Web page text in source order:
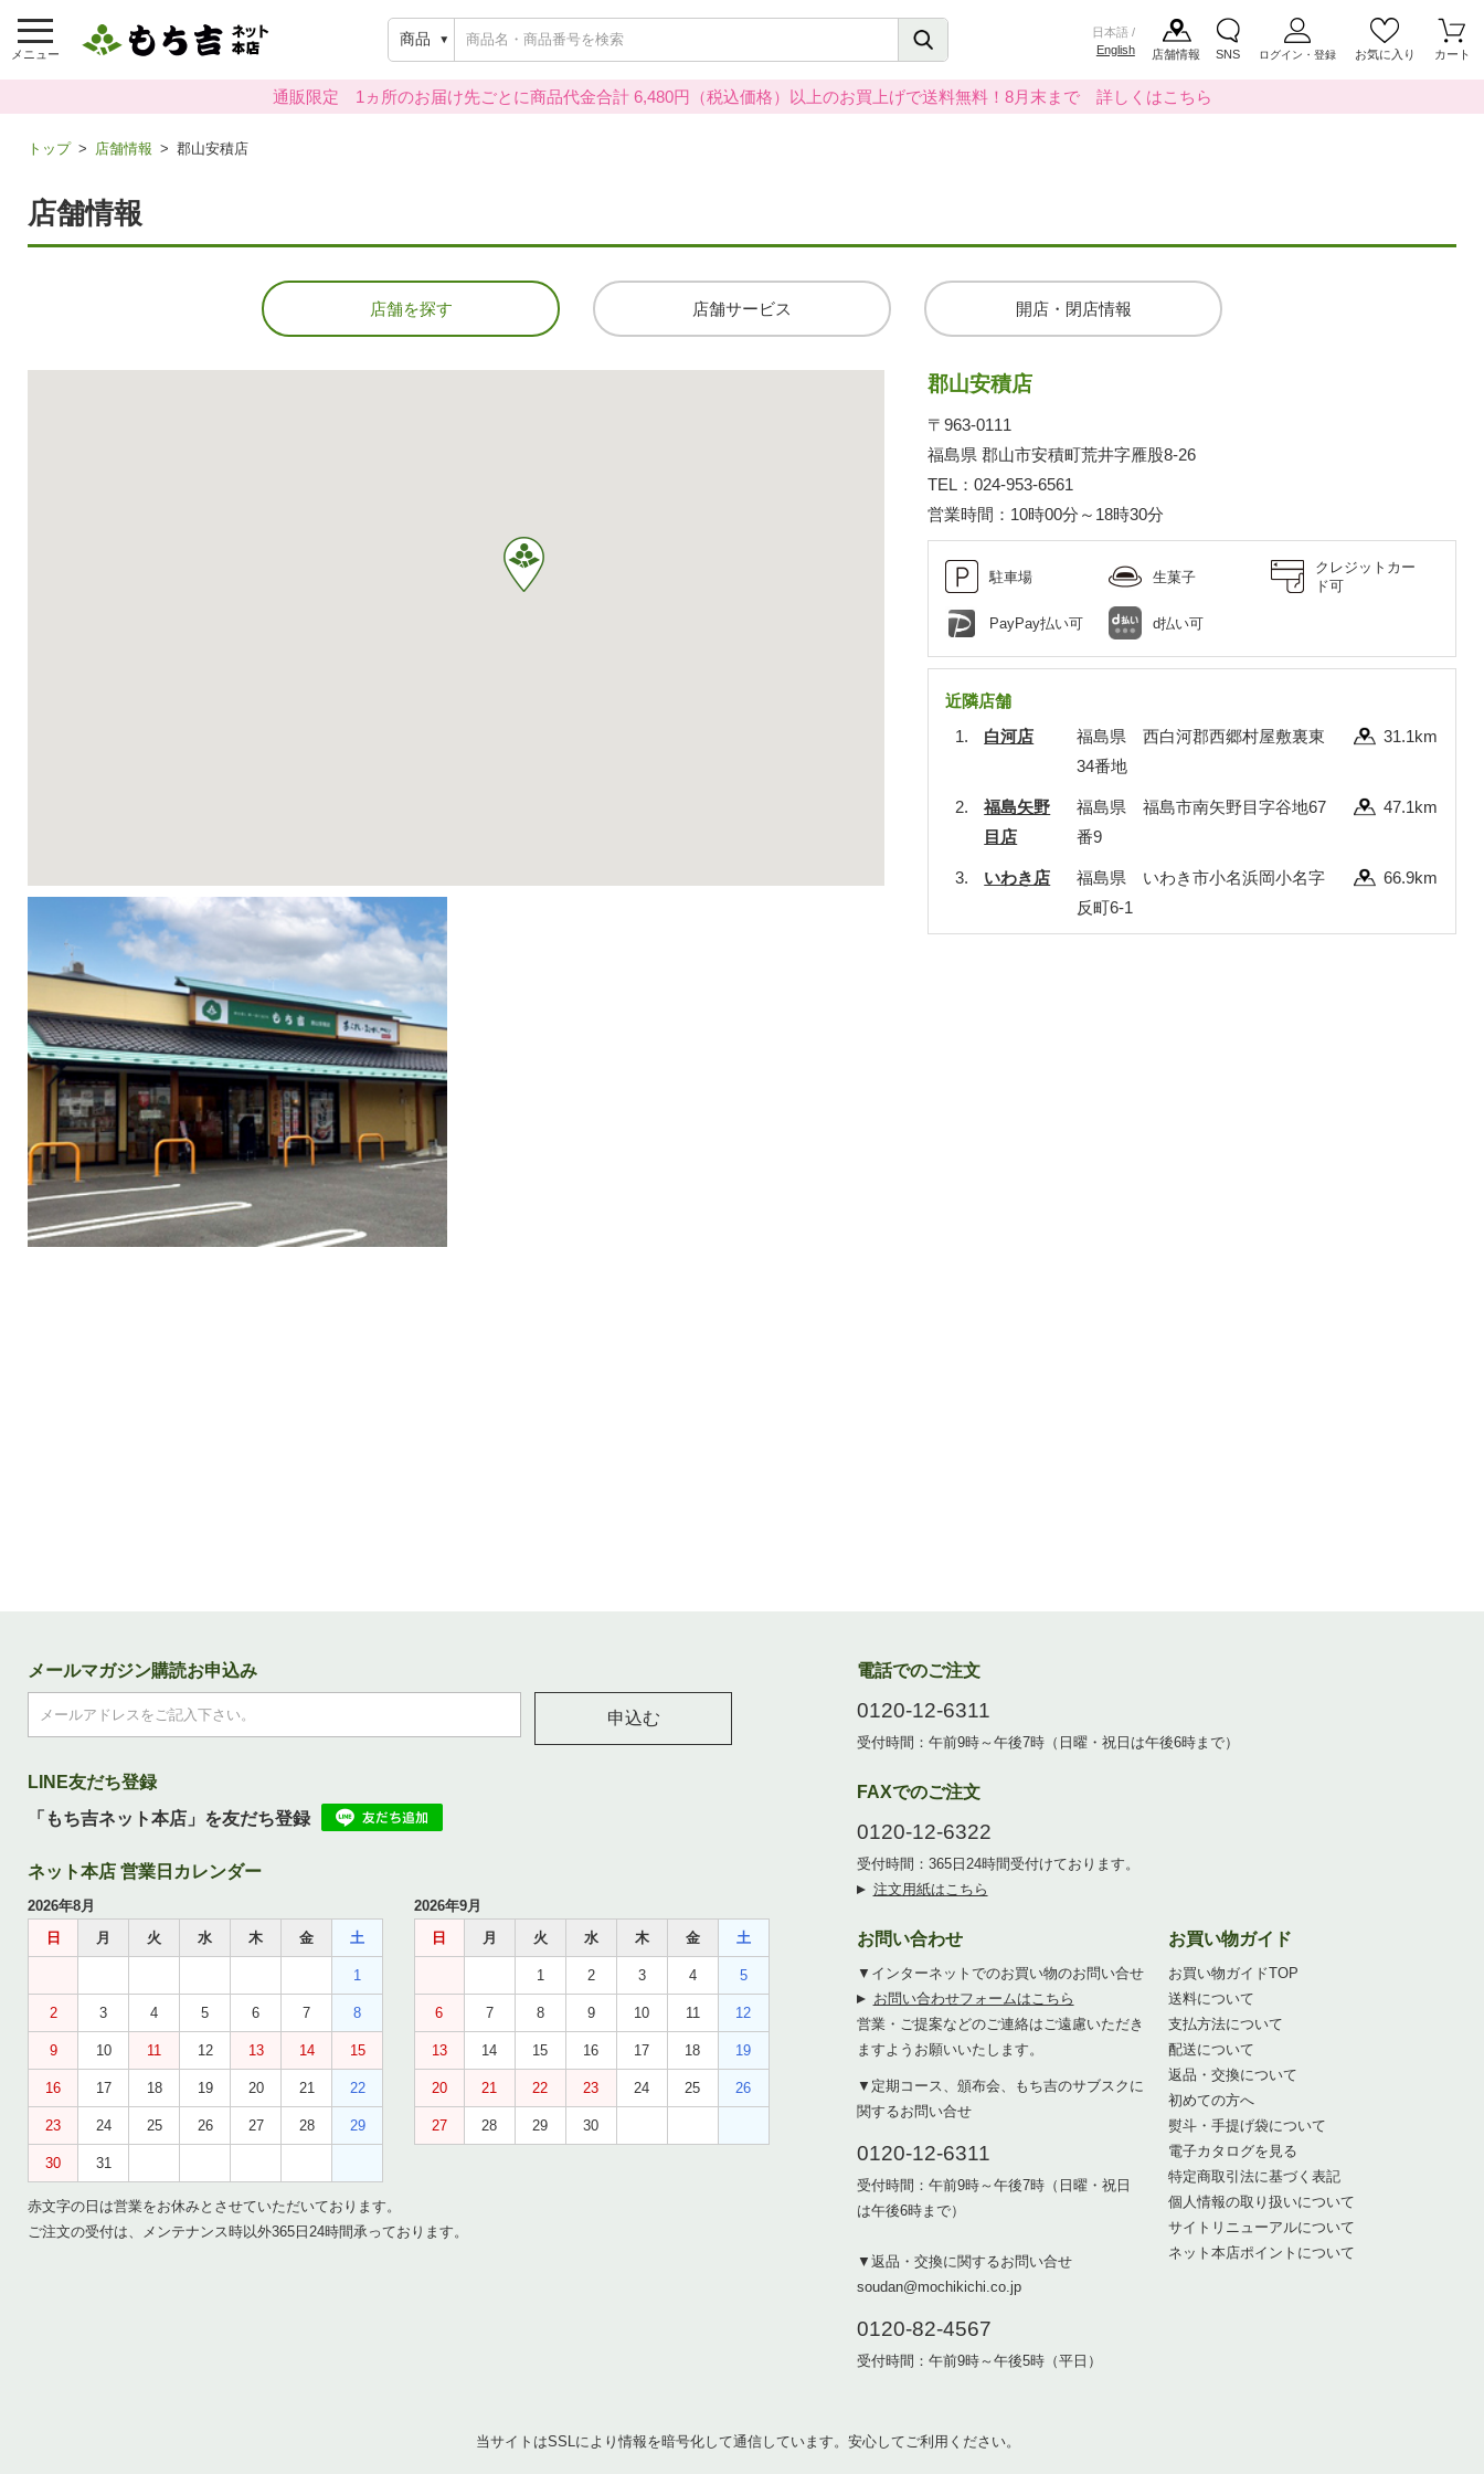
メニュー
商品
日本語 /
English
店舗情報 SNS ログイン・登録 お気に入り カート
通販限定 1ヵ所のお届け先ごとに商品代金合計 6,480円（税込価格）以上のお買上げで送料無料！8月末まで 詳しくはこちら
トップ 店舗情報 郡山安積店
店舗情報
店舗を探す 店舗サービス 開店・閉店情報
郡山安積店
〒963-0111
福島県 郡山市安積町荒井字雁股8-26
TEL：024-953-6561
営業時間：10時00分～18時30分
駐車場 生菓子
クレジットカー
ド可
PayPay払い可 d払い可
近隣店舗
白河店
福島県 西白河郡西郷村屋敷裏東
34番地
31.1km
福島矢野
目店
福島県 福島市南矢野目字谷地67
番9
47.1km
いわき店
福島県 いわき市小名浜岡小名字
反町6-1
66.9km
メールマガジン購読お申込み
申込む
LINE友だち登録
「もち吉ネット本店」を友だち登録
ネット本店 営業日カレンダー
2026年8月
日
月 火 水 木 金 土
1
2 3 4 5 6 7 8
9 10 11 12 13 14 15
16 17 18 19 20 21 22
23 24 25 26 27 28 29
30 31
2026年9月
日
月 火 水 木 金 土
1 2 3 4 5
6 7 8 9 10 11 12
13 14 15 16 17 18 19
20 21 22 23 24 25 26
27 28 29 30
赤文字の日は営業をお休みとさせていただいております。
ご注文の受付は、メンテナンス時以外365日24時間承っております。
電話でのご注文
0120-12-6311
受付時間：午前9時～午後7時（日曜・祝日は午後6時まで）
FAXでのご注文
0120-12-6322
受付時間：365日24時間受付けております。
注文用紙はこちら
お問い合わせ
▼インターネットでのお買い物のお問い合せ
お問い合わせフォームはこちら
営業・ご提案などのご連絡はご遠慮いただき
ますようお願いいたします。
▼定期コース、頒布会、もち吉のサブスクに
関するお問い合せ
0120-12-6311
受付時間：午前9時～午後7時（日曜・祝日
は午後6時まで）
▼返品・交換に関するお問い合せ
soudan@mochikichi.co.jp
0120-82-4567
受付時間：午前9時～午後5時（平日）
お買い物ガイド
お買い物ガイドTOP
送料について
支払方法について
配送について
返品・交換について
初めての方へ
熨斗・手提げ袋について
電子カタログを見る
特定商取引法に基づく表記
個人情報の取り扱いについて
サイトリニューアルについて
ネット本店ポイントについて
当サイトはSSLにより情報を暗号化して通信しています。安心してご利用ください。